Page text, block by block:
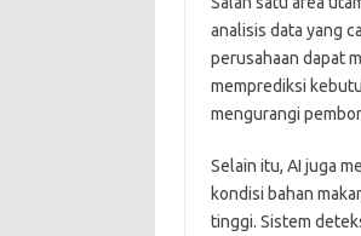
analisis data yang
perusahaan dapat
memprediksi
mengurangi
Selain itu, AI juga
kondisi bahan
tinggi. Sistem